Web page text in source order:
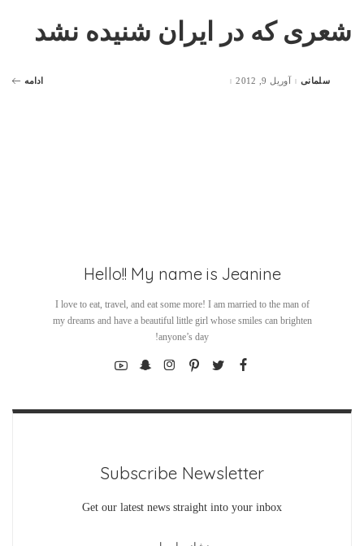
شعری که در ایران شنیده نشد
Postedسلمانی آوریل 9, 2012 ادامه
Hello!! My name is Jeanine
I love to eat, travel, and eat some more! I am married to the man of
my dreams and have a beautiful little girl whose smiles can brighten
anyone’s day!
Subscribe Newsletter
Get our latest news straight into your inbox